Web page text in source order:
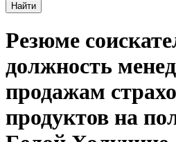
Найти
Резюме
должность
продажам
продуктов на